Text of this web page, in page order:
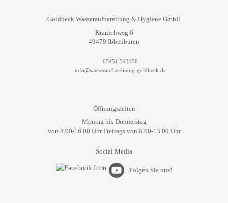
Goldbeck Wasseraufbereitung & Hygiene GmbH
Kranichweg 6
49479 Ibbenbüren
05451 543150
info@wasseraufbereitung-goldbeck.de
Öffnungszeiten
Montag bis Donnerstag
von 8.00-16.00 Uhr Freitags von 8.00-13.00 Uhr
Social Media
Folgen Sie uns!